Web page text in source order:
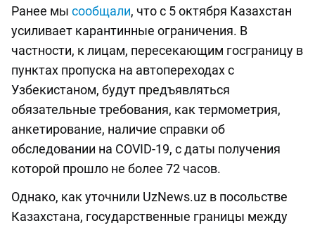
Ранее мы сообщали, что с 5 октября Казахстан
усиливает карантинные ограничения. В
частности, к лицам, пересекающим госграницу в
пунктах пропуска на автопереходах с
Узбекистаном, будут предъявляться
обязательные требования, как термометрия,
анкетирование, наличие справки об
обследовании на COVID-19, с даты получения
которой прошло не более 72 часов.
Однако, как уточнили UzNews.uz в посольстве
Казахстана, государственные границы между